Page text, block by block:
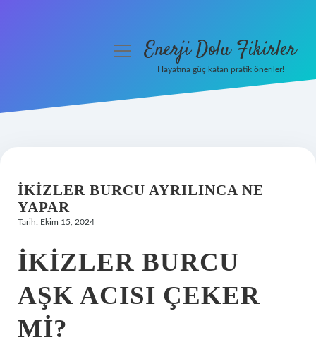
Hakkımızda
menüyüEnerji Dolu Fikirler
Hayatına güç katan pratik öneriler!
İKIZLER BURCU AYRILINCA NE
YAPAR
Tarih: Ekim 15, 2024
İKIZLER BURCU
AŞK ACISI ÇEKER
MI?